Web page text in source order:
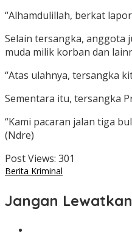
“Alhamdulillah, berkat
Selain tersangka, anggota
muda milik korban dan
“Atas ulahnya, tersangka
Sementara itu, tersangka
“Kami pacaran jalan tiga
(Ndre)
Post Views: 301
Berita Kriminal
Jangan Lewatkan